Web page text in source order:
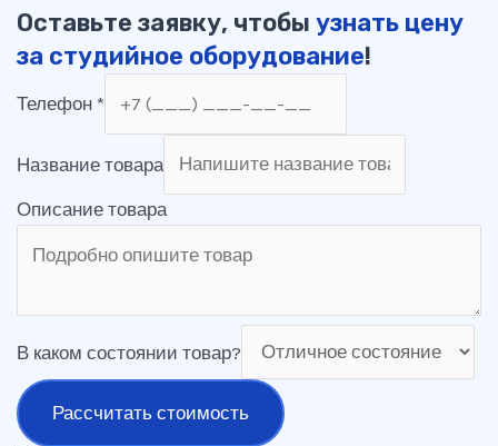
Оставьте заявку, чтобы узнать цену
за студийное оборудование!
Телефон *
Название товара
Описание товара
В каком состоянии товар?
Рассчитать стоимость